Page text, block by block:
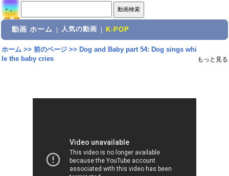
動画 ホーム 人気の動画 K-POP
ホーム>> 前のページ>> Dog and Baby part 54: Dog sings whi
le the baby cries
もっと見る